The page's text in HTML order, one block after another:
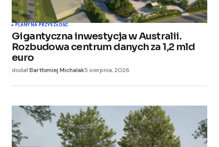
PLANY NA PRZYSZŁOŚĆ
Gigantyczna inwestycja w Australii.
Rozbudowa centrum danych za 1,2 mld
euro
dodałBartłomiej Michalak5 sierpnia, 2026